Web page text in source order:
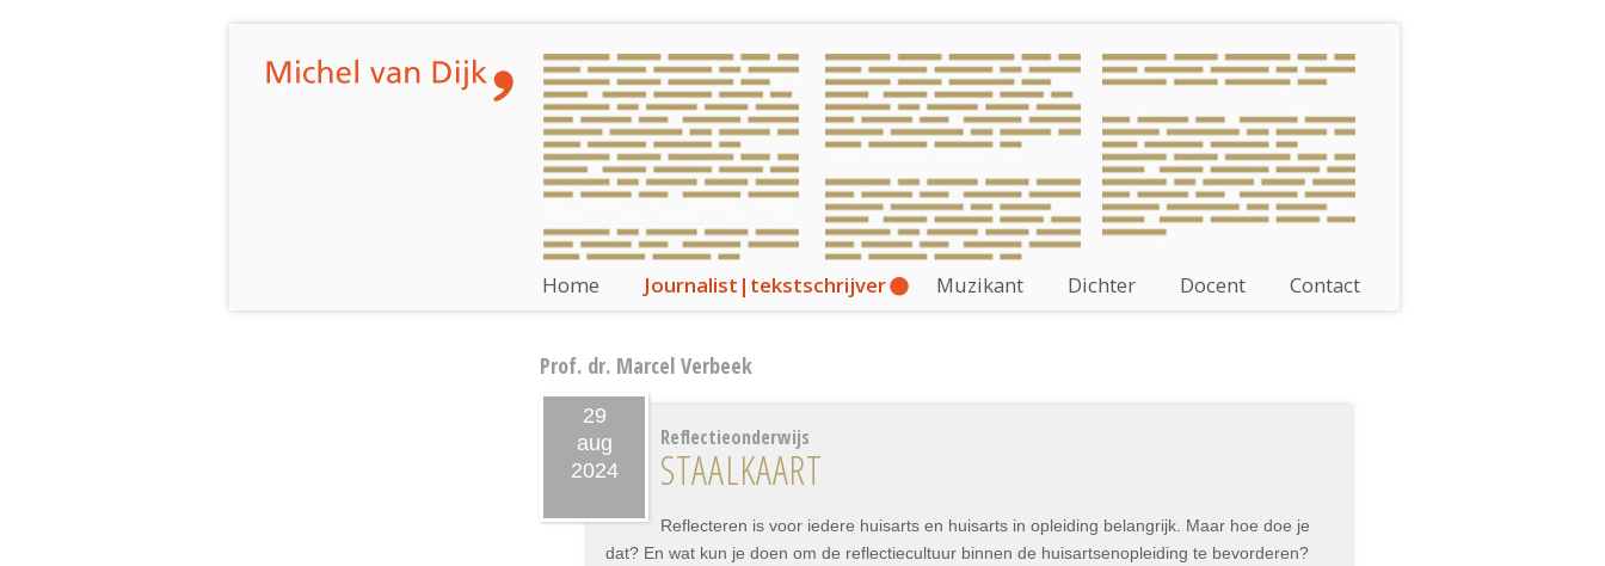
Home Journalist|tekstschrijver Muzikant Dichter Docent Contact
Prof. dr. Marcel Verbeek
29
aug
2024
Reflectieonderwijs
STAALKAART
Reflecteren is voor iedere huisarts en huisarts in opleiding belangrijk. Maar hoe doe je
dat? En wat kun je doen om de reflectiecultuur binnen de huisartsenopleiding te bevorderen?